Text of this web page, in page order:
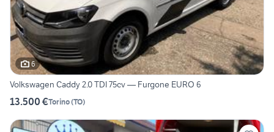
6
Volkswagen Caddy 2.0 TDI 75cv — Furgone EURO 6
13.500 €Torino(TO)